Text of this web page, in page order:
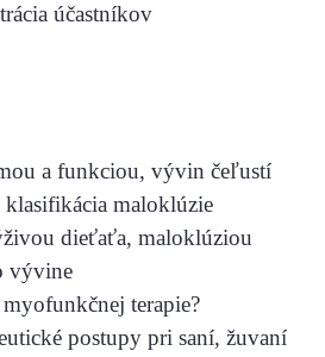
účastníkov
a funkciou, vývin čeľustí
klasifikácia maloklúzie
dieťaťa, maloklúziou
vývine
terapie?
postupy pri saní, žuvaní